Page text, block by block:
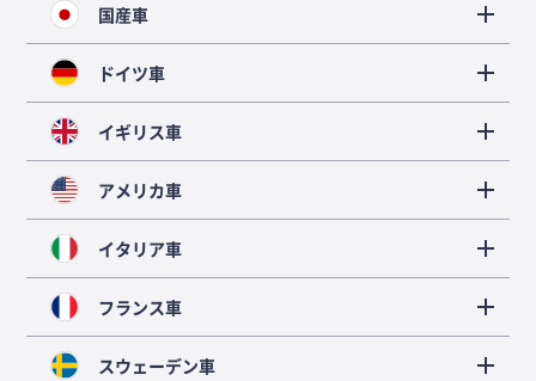
国産車
ドイツ車
イギリス車
アメリカ車
イタリア車
フランス車
スウェーデン車